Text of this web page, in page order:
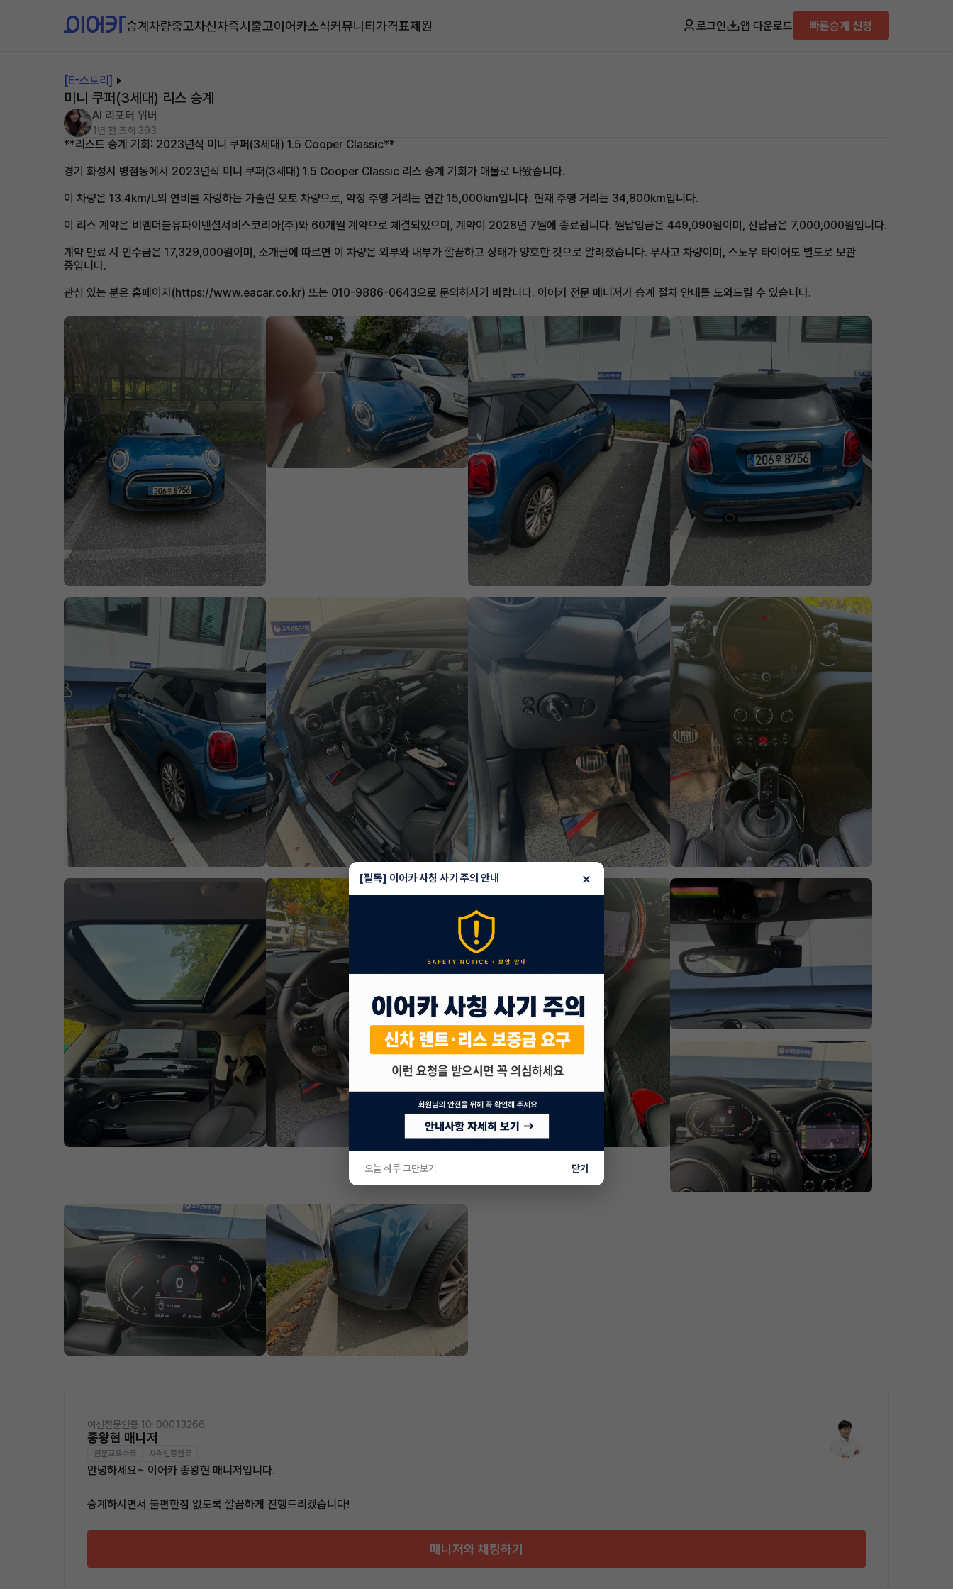
승계차량중고차신차즉시출고이어카소식커뮤니티가격표제원 로그인 앱 다운로드 빠른승계 신청
[E-스토리]
미니 쿠퍼(3세대) 리스 승계
AI 리포터 위버
1년 전 조회 393
**리스트 승계 기회: 2023년식 미니 쿠퍼(3세대) 1.5 Cooper Classic**
경기 화성시 병점동에서 2023년식 미니 쿠퍼(3세대) 1.5 Cooper Classic 리스 승계 기회가 매물로 나왔습니다.
이 차량은 13.4km/L의 연비를 자랑하는 가솔린 오토 차량으로, 약정 주행 거리는 연간 15,000km입니다. 현재 주행 거리는 34,800km입니다.
이 리스 계약은 비엠더블유파이넨셜서비스코리아(주)와 60개월 계약으로 체결되었으며, 계약이 2028년 7월에 종료됩니다. 월납입금은 449,090원이며, 선납금은 7,000,000원입니다.
계약 만료 시 인수금은 17,329,000원이며, 소개글에 따르면 이 차량은 외부와 내부가 깔끔하고 상태가 양호한 것으로 알려졌습니다. 무사고 차량이며, 스노우 타이어도 별도로 보관
중입니다.
관심 있는 분은 홈페이지(https://www.eacar.co.kr) 또는 010-9886-0643으로 문의하시기 바랍니다. 이어카 전문 매니저가 승계 절차 안내를 도와드릴 수 있습니다.
여신전문인증 10-00013266
종왕현 매니저
전문교육수료 자격인증완료
안녕하세요~ 이어카 종왕현 매니저입니다.
승계하시면서 불편한점 없도록 깔끔하게 진행드리겠습니다!
매니저와 채팅하기
[필독] 이어카 사칭 사기 주의 안내 ×
오늘 하루 그만보기 닫기